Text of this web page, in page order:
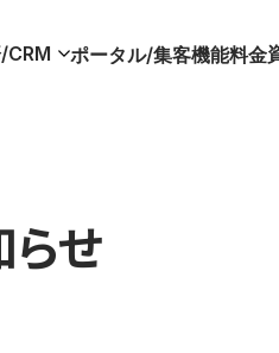
CRM ポータル/集客機能料金
らせ